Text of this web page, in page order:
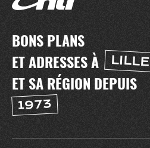
BONS PLANS
ET ADRESSES À
LILLE
ET SA RÉGION DEPUIS
1973